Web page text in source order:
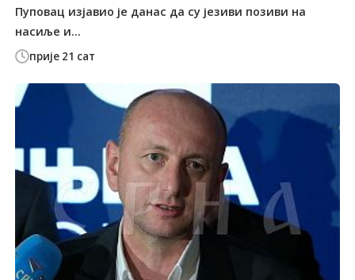
прије 21 сат
Пуповац изјавио је данас да су језиви позиви на
насиље и...